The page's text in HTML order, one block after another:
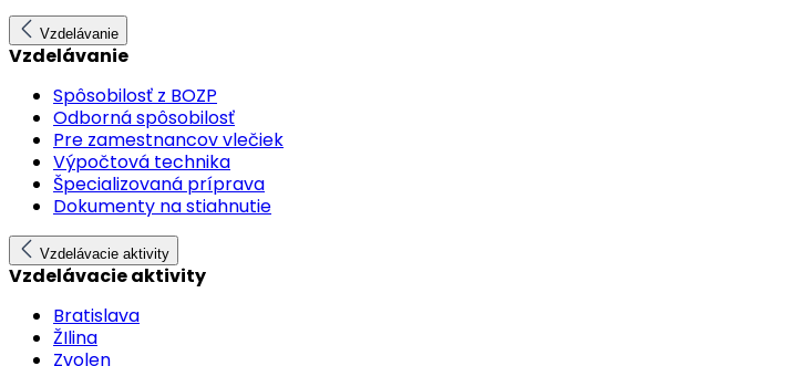
Vzdelávanie
Vzdelávanie
Spôsobilosť z BOZP
Odborná spôsobilosť
Pre zamestnancov vlečiek
Výpočtová technika
Špecializovaná príprava
Dokumenty na stiahnutie
Vzdelávacie aktivity
Vzdelávacie aktivity
Bratislava
ŽIlina
Zvolen